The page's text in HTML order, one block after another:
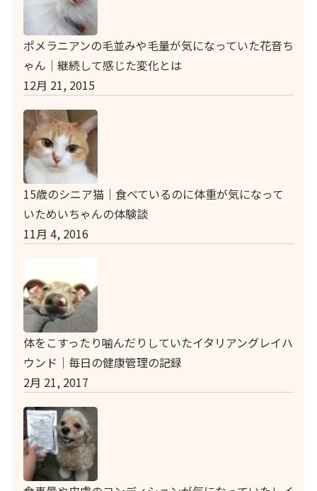
ポメラニアンの毛並みや毛量が気になっていた花音ち
ゃん｜継続して感じた変化とは
12月 21, 2015
15歳のシニア猫｜食べているのに体重が気になって
いためいちゃんの体験談
11月 4, 2016
体をこすったり噛んだりしていたイタリアングレイハ
ウンド｜毎日の健康管理の記録
2月 21, 2017